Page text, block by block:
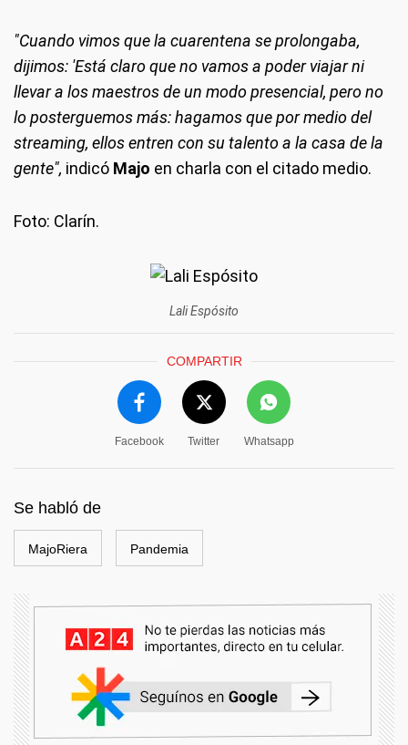
"Cuando vimos que la cuarentena se prolongaba,
dijimos: 'Está claro que no vamos a poder viajar ni
llevar a los maestros de un modo presencial, pero no
lo posterguemos más: hagamos que por medio del
streaming, ellos entren con su talento a la casa de la
gente", indicó Majo en charla con el citado medio.
Foto: Clarín.
Lali Espósito
COMPARTIR
Facebook Twitter Whatsapp
Se habló de
MajoRiera Pandemia